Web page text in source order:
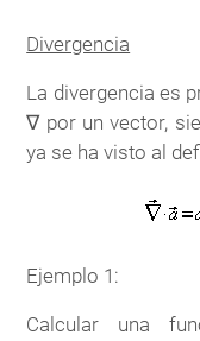
Divergencia
La divergencia es
∇ por un vector,
ya se ha visto al
Ejemplo 1:
Calcular una